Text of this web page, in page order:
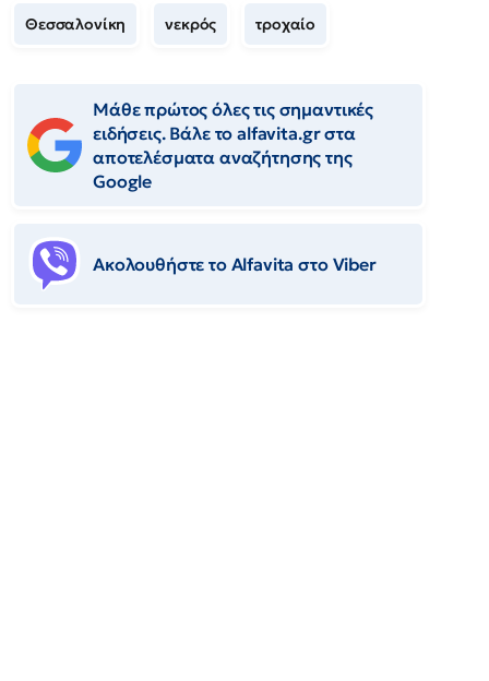
Θεσσαλονίκη νεκρός τροχαίο
Μάθε πρώτος όλες τις σημαντικές
ειδήσεις. Βάλε το alfavita.gr στα
αποτελέσματα αναζήτησης της
Google
Ακολουθήστε το Αlfavita στο Viber